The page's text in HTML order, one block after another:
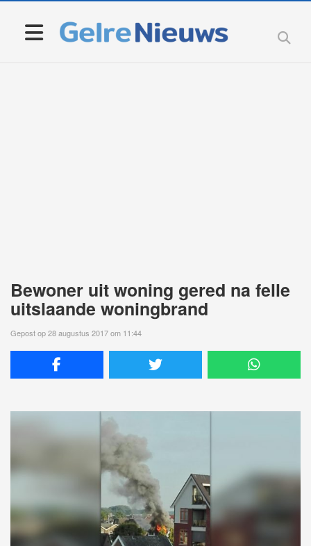
Bewoner uit woning gered na felle
uitslaande woningbrand
Gepost op 28 augustus 2017 om 11:44